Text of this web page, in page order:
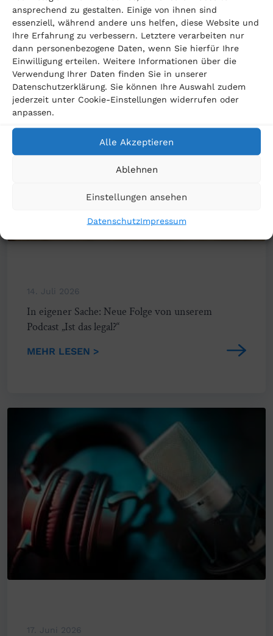
ansprechend zu gestalten. Einige von ihnen sind
essenziell, während andere uns helfen, diese Website und
Ihre Erfahrung zu verbessern. Letztere verarbeiten nur
dann personenbezogene Daten, wenn Sie hierfür Ihre
Einwilligung erteilen. Weitere Informationen über die
Verwendung Ihrer Daten finden Sie in unserer
Datenschutzerklärung. Sie können Ihre Auswahl zudem
jederzeit unter Cookie-Einstellungen widerrufen oder
anpassen.
Alle Akzeptieren
Ablehnen
Einstellungen ansehen
DatenschutzImpressum
Passende Beiträge
14. Juli 2026
In eigener Sache: Neue Folge von unserem
Podcast „Ist das legal?“
MEHR LESEN >
17. Juni 2026